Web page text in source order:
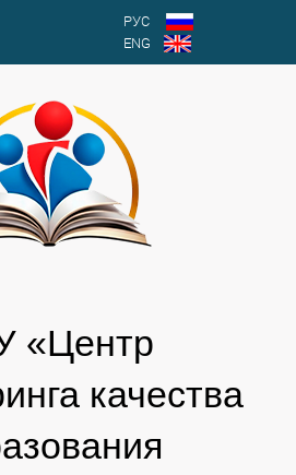
РУС
ENG
«Центр
качества